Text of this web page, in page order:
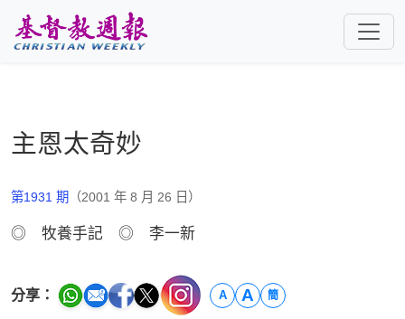
主恩太奇妙
第1931 期 （2001 年 8 月 26 日）
◎ 牧養手記 ◎ 李一新
分享： A A 簡